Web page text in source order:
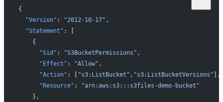
{
  "Version"
: "2012-10-17" ,
  "Statement"
: [
    {
      "Sid"
: "S3BucketPermissions" ,
      "Effect"
: "Allow" ,
      "Action"
: [ "s3:ListBucket" , "s3:ListBucketVersions" ],
      "Resource"
:
"arn:aws:s3:::s3files-demo-bucket"
    },